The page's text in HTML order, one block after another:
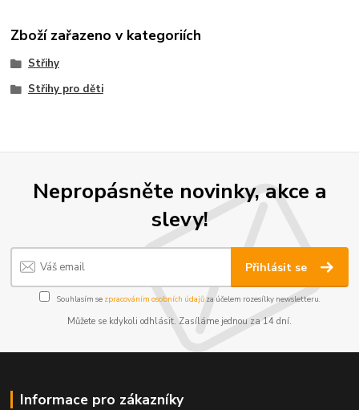
Zboží zařazeno v kategoriích
Střihy
Střihy pro děti
Nepropásněte novinky, akce a
slevy!
Přihlásit se
Souhlasím se zpracováním osobních údajůza účelem rozesílky newsletteru.
Můžete se kdykoli odhlásit. Zasíláme jednou za 14 dní.
Informace pro zákazníky